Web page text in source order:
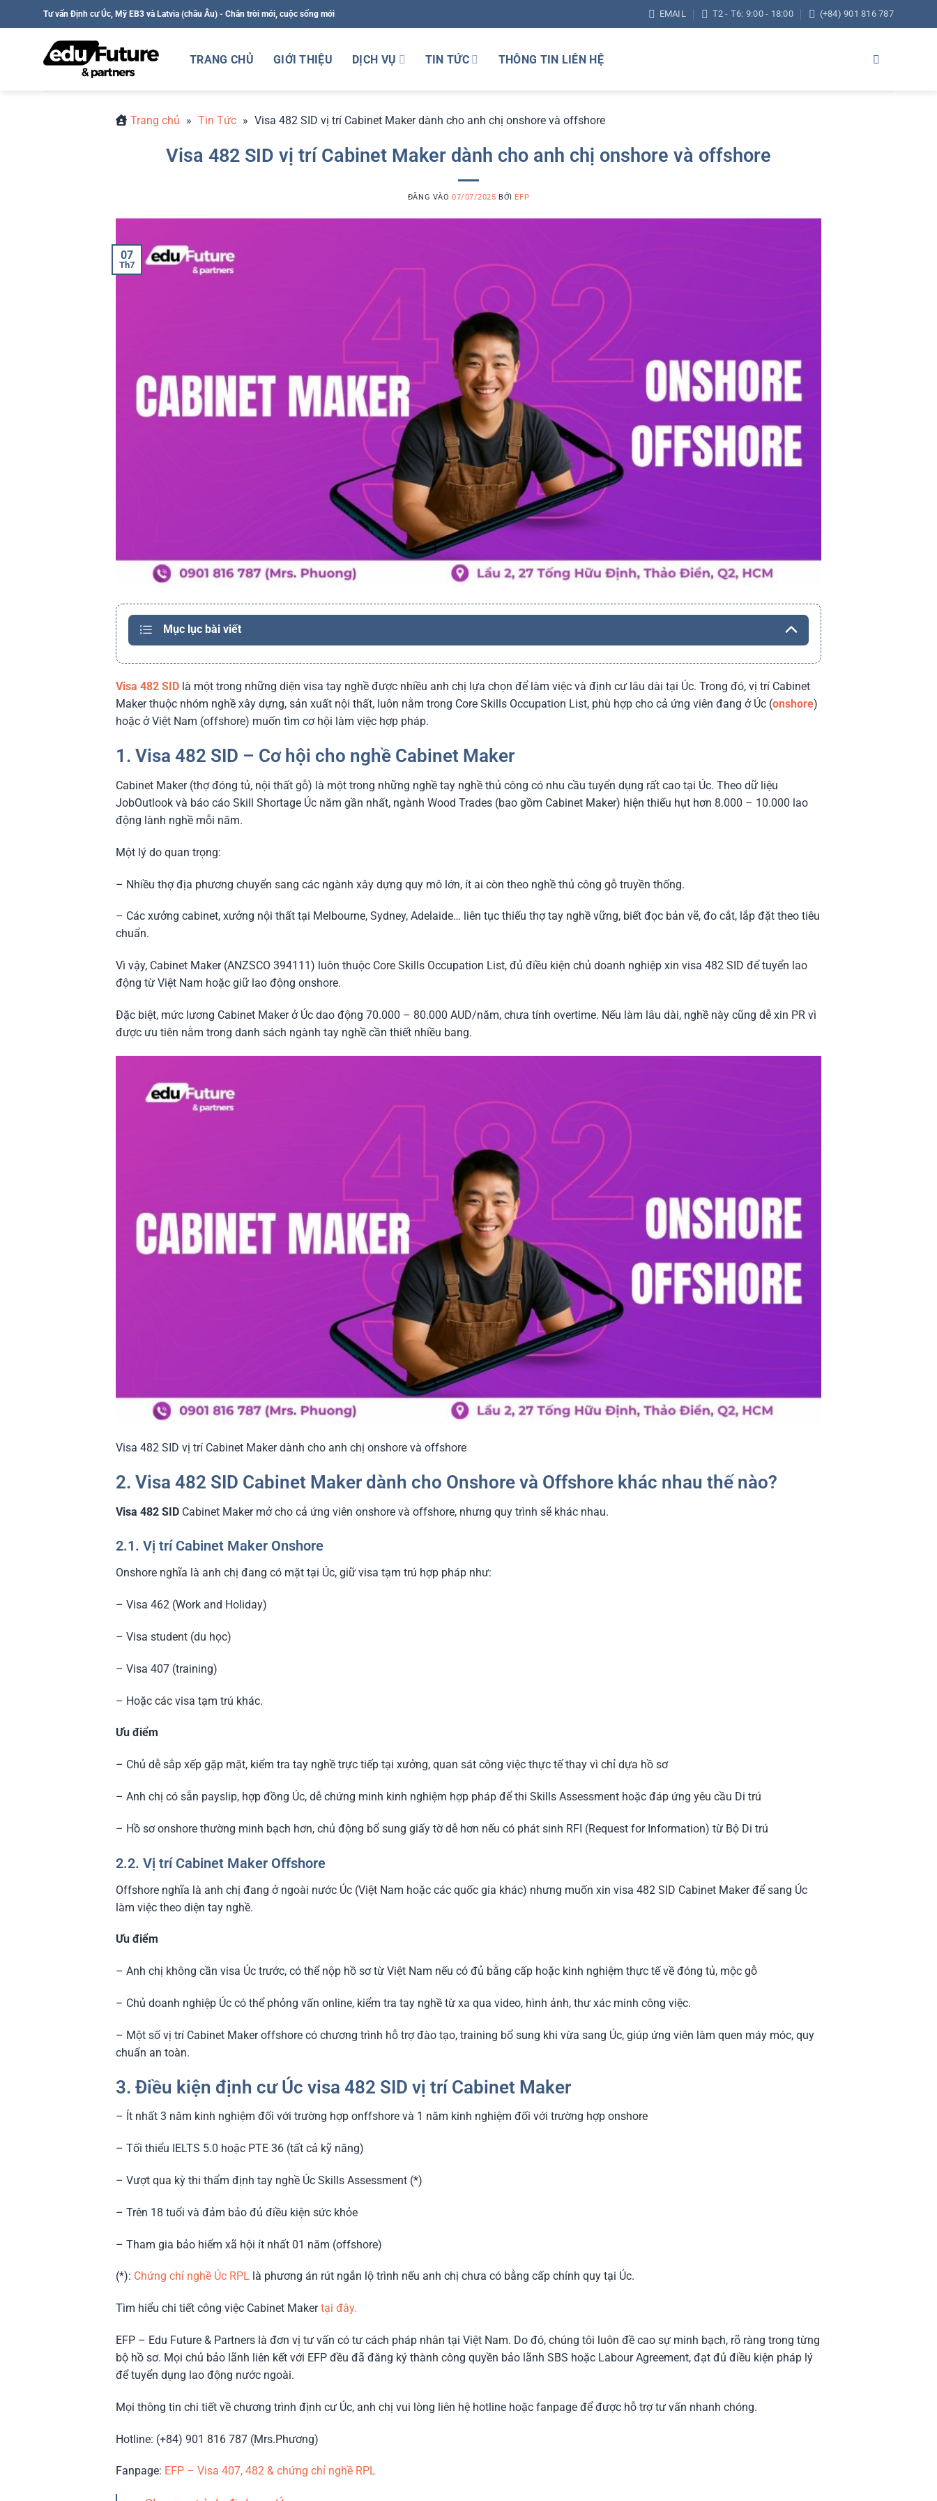
qua
Tư vấn Định cư Úc, Mỹ EB3 và Latvia (châu Âu) - Chân trời mới, cuộc sống mới EMAIL T2 - T6: 9:00 - 18:00 (+84) 901 816 787
TRANG CHỦ GIỚI THIỆU DỊCH VỤ TIN TỨC THÔNG TIN LIÊN HỆ
Trang chủ » Tin Tức » Visa 482 SID vị trí Cabinet Maker dành cho anh chị onshore và offshore
Visa 482 SID vị trí Cabinet Maker dành cho anh chị onshore và offshore
ĐĂNG VÀO 07/07/2025 BỞI EFP
07
Th7
Mục lục bài viết
Visa 482 SID là một trong những diện visa tay nghề được nhiều anh chị lựa chọn để làm việc và định cư lâu dài tại Úc. Trong đó, vị trí Cabinet
Maker thuộc nhóm nghề xây dựng, sản xuất nội thất, luôn nằm trong Core Skills Occupation List, phù hợp cho cả ứng viên đang ở Úc (onshore)
hoặc ở Việt Nam (offshore) muốn tìm cơ hội làm việc hợp pháp.
1. Visa 482 SID – Cơ hội cho nghề Cabinet Maker
Cabinet Maker (thợ đóng tủ, nội thất gỗ) là một trong những nghề tay nghề thủ công có nhu cầu tuyển dụng rất cao tại Úc. Theo dữ liệu
JobOutlook và báo cáo Skill Shortage Úc năm gần nhất, ngành Wood Trades (bao gồm Cabinet Maker) hiện thiếu hụt hơn 8.000 – 10.000 lao
động lành nghề mỗi năm.
Một lý do quan trọng:
– Nhiều thợ địa phương chuyển sang các ngành xây dựng quy mô lớn, ít ai còn theo nghề thủ công gỗ truyền thống.
– Các xưởng cabinet, xưởng nội thất tại Melbourne, Sydney, Adelaide… liên tục thiếu thợ tay nghề vững, biết đọc bản vẽ, đo cắt, lắp đặt theo tiêu
chuẩn.
Vì vậy, Cabinet Maker (ANZSCO 394111) luôn thuộc Core Skills Occupation List, đủ điều kiện chủ doanh nghiệp xin visa 482 SID để tuyển lao
động từ Việt Nam hoặc giữ lao động onshore.
Đặc biệt, mức lương Cabinet Maker ở Úc dao động 70.000 – 80.000 AUD/năm, chưa tính overtime. Nếu làm lâu dài, nghề này cũng dễ xin PR vì
được ưu tiên nằm trong danh sách ngành tay nghề cần thiết nhiều bang.
Visa 482 SID vị trí Cabinet Maker dành cho anh chị onshore và offshore
2. Visa 482 SID Cabinet Maker dành cho Onshore và Offshore khác nhau thế nào?
Visa 482 SID Cabinet Maker mở cho cả ứng viên onshore và offshore, nhưng quy trình sẽ khác nhau.
2.1. Vị trí Cabinet Maker Onshore
Onshore nghĩa là anh chị đang có mặt tại Úc, giữ visa tạm trú hợp pháp như:
– Visa 462 (Work and Holiday)
– Visa student (du học)
– Visa 407 (training)
– Hoặc các visa tạm trú khác.
Ưu điểm
– Chủ dễ sắp xếp gặp mặt, kiểm tra tay nghề trực tiếp tại xưởng, quan sát công việc thực tế thay vì chỉ dựa hồ sơ
– Anh chị có sẵn payslip, hợp đồng Úc, dễ chứng minh kinh nghiệm hợp pháp để thi Skills Assessment hoặc đáp ứng yêu cầu Di trú
– Hồ sơ onshore thường minh bạch hơn, chủ động bổ sung giấy tờ dễ hơn nếu có phát sinh RFI (Request for Information) từ Bộ Di trú
2.2. Vị trí Cabinet Maker Offshore
Offshore nghĩa là anh chị đang ở ngoài nước Úc (Việt Nam hoặc các quốc gia khác) nhưng muốn xin visa 482 SID Cabinet Maker để sang Úc
làm việc theo diện tay nghề.
Ưu điểm
– Anh chị không cần visa Úc trước, có thể nộp hồ sơ từ Việt Nam nếu có đủ bằng cấp hoặc kinh nghiệm thực tế về đóng tủ, mộc gỗ
– Chủ doanh nghiệp Úc có thể phỏng vấn online, kiểm tra tay nghề từ xa qua video, hình ảnh, thư xác minh công việc.
– Một số vị trí Cabinet Maker offshore có chương trình hỗ trợ đào tạo, training bổ sung khi vừa sang Úc, giúp ứng viên làm quen máy móc, quy
chuẩn an toàn.
3. Điều kiện định cư Úc visa 482 SID vị trí Cabinet Maker
– Ít nhất 3 năm kinh nghiệm đối với trường hợp onffshore và 1 năm kinh nghiệm đối với trường hợp onshore
– Tối thiểu IELTS 5.0 hoặc PTE 36 (tất cả kỹ năng)
– Vượt qua kỳ thi thẩm định tay nghề Úc Skills Assessment (*)
– Trên 18 tuổi và đảm bảo đủ điều kiện sức khỏe
– Tham gia bảo hiểm xã hội ít nhất 01 năm (offshore)
(*): Chứng chỉ nghề Úc RPL là phương án rút ngắn lộ trình nếu anh chị chưa có bằng cấp chính quy tại Úc.​
Tìm hiểu chi tiết công việc Cabinet Makertại đây.
EFP – Edu Future & Partners là đơn vị tư vấn có tư cách pháp nhân tại Việt Nam. Do đó, chúng tôi luôn đề cao sự minh bạch, rõ ràng trong từng
bộ hồ sơ. Mọi chủ bảo lãnh liên kết với EFP đều đã đăng ký thành công quyền bảo lãnh SBS hoặc Labour Agreement, đạt đủ điều kiện pháp lý
để tuyển dụng lao động nước ngoài.
Mọi thông tin chi tiết về chương trình định cư Úc, anh chị vui lòng liên hệ hotline hoặc fanpage để được hỗ trợ tư vấn nhanh chóng.
Hotline: (+84) 901 816 787 (Mrs.Phương)
Fanpage: EFP – Visa 407, 482 & chứng chỉ nghề RPL